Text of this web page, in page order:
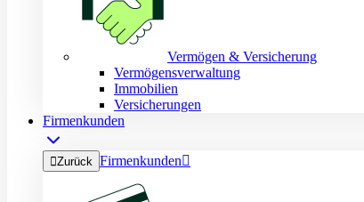
Vermögen & Versicherung
Vermögensverwaltung
Immobilien
Versicherungen
Firmenkunden
Zurück Firmenkunden